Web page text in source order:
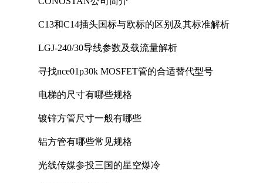
C13和C14插头国标与欧标的区别及其标准解析
LGJ-240/30导线参数及载流量解析
寻找nce01p30k MOSFET管的合适替代型号
电梯的尺寸有哪些规格
镀锌方管尺寸一般有哪些
铝方管有哪些常见规格
光线传媒参投三国的星空爆冷